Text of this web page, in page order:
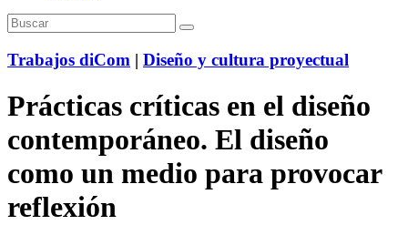
Trabajos diCom | Diseño y cultura proyectual
Prácticas críticas en el diseño
contemporáneo. El diseño
como un medio para provocar
reflexión